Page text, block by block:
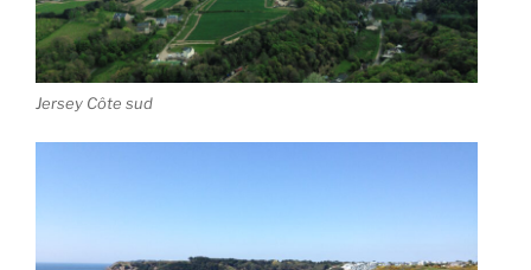
Jersey Côte sud